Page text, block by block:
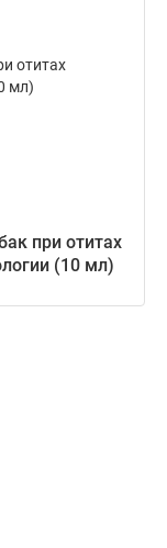
при отитах
(10 мл)